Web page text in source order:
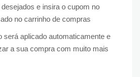
e insira o cupom no
no carrinho de compras
será aplicado automaticamente e
a sua compra com muito mais